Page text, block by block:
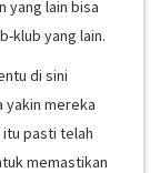
yang lain bisa
klub yang lain.
di sini
yakin mereka
itu pasti telah
memastikan